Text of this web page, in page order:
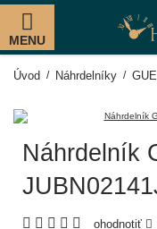
MENU
Úvod Náhrdelníky
Náhrdelník
ohodnotiť